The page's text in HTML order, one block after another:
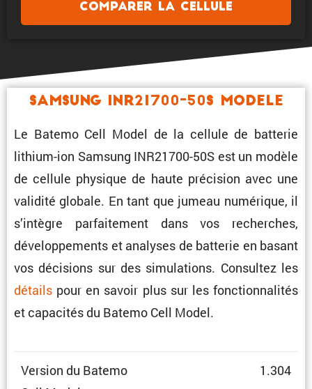
Comparer la cellule
Samsung INR21700-50S Modele
Le Batemo Cell Model de la cellule de batterie
lithium-ion Samsung INR21700-50S est un modèle
de cellule physique de haute préci­sion avec une
validité globale. En tant que jumeau numérique, il
s’intègre parfai­te­ment dans vos recherches,
dévelop­pe­ments et analyses de batterie en basant
vos décisions sur des simula­tions. Consultez les
détails pour en savoir plus sur les fonction­na­lités
et capacités du Batemo Cell Model.
Version du Batemo
1.304